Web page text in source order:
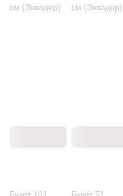
см (Эквадор)
см (Эквадор)